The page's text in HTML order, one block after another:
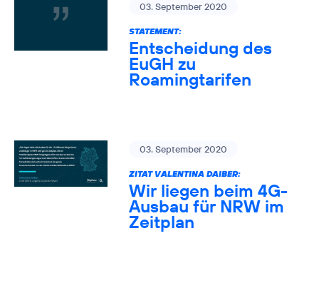
03. September 2020
STATEMENT:
Entscheidung des
EuGH zu
Roamingtarifen
03. September 2020
ZITAT VALENTINA DAIBER:
Wir liegen beim 4G-
Ausbau für NRW im
Zeitplan